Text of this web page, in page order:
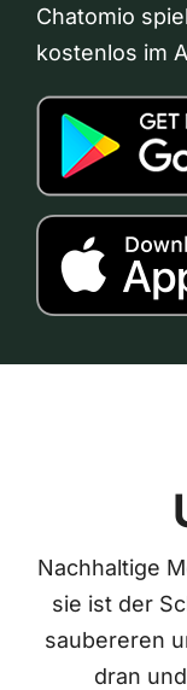
Chatomio
kostenlos im
Nachhaltige
sie ist der
saubereren
dran